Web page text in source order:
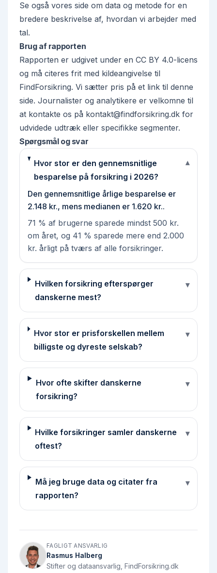
Se også vores side om data og metode for en
bredere beskrivelse af, hvordan vi arbejder med
tal.
Brug af rapporten
Rapporten er udgivet under en CC BY 4.0-licens
og må citeres frit med kildeangivelse til
FindForsikring. Vi sætter pris på et link til denne
side. Journalister og analytikere er velkomne til
at kontakte os på kontakt@findforsikring.dk for
udvidede udtræk eller specifikke segmenter.
Spørgsmål og svar
Hvor stor er den gennemsnitlige
besparelse på forsikring i 2026?
▾
Den gennemsnitlige årlige besparelse er
2.148 kr., mens medianen er 1.620 kr..
71 % af brugerne sparede mindst 500 kr.
om året, og 41 % sparede mere end 2.000
kr. årligt på tværs af alle forsikringer.
Hvilken forsikring efterspørger
danskerne mest?
▾
Hvor stor er prisforskellen mellem
billigste og dyreste selskab?
▾
Hvor ofte skifter danskerne
forsikring?
▾
Hvilke forsikringer samler danskerne
oftest?
▾
Må jeg bruge data og citater fra
rapporten?
▾
FAGLIGT ANSVARLIG
Rasmus Halberg
Stifter og dataansvarlig, FindForsikring.dk